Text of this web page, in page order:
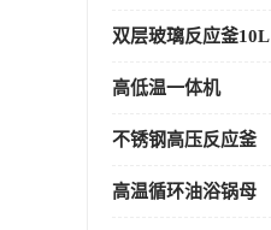
双层玻璃反应釜10L
高低温一体机
不锈钢高压反应釜
高温循环油浴锅母